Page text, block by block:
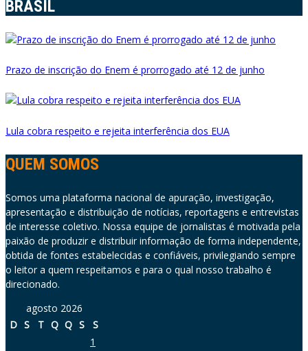
BRASIL
Prazo de inscrição do Enem é prorrogado até 12 de junho
Lula cobra respeito e rejeita interferência dos EUA
QUEM SOMOS
Somos uma plataforma nacional de apuração, investigação,
apresentação e distribuição de notícias, reportagens e entrevistas
de interesse coletivo. Nossa equipe de jornalistas é motivada pela
paixão de produzir e distribuir informação de forma independente,
obtida de fontes estabelecidas e confiáveis, privilegiando sempre
o leitor a quem respeitamos e para o qual nosso trabalho é
direcionado.
agosto 2026
D S T Q Q S
S
1